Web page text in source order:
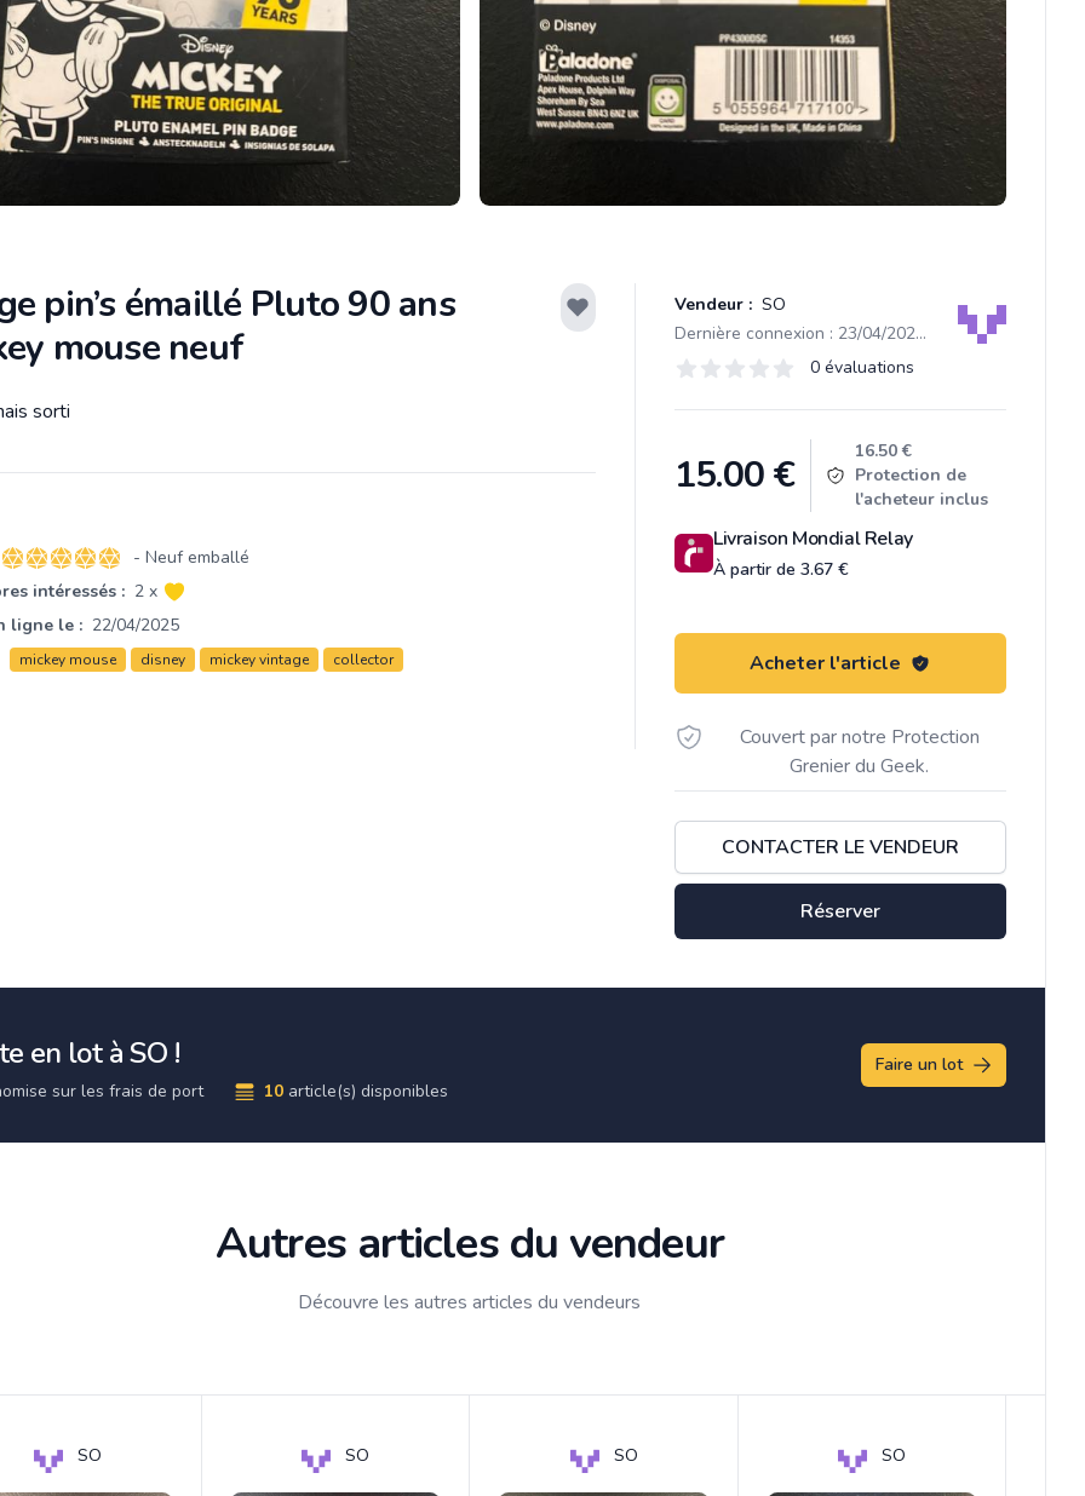
pin’s émaillé Pluto 90 ans
mouse neuf
Vendeur : SO
Dernière connexion : 23/04/2025 11:38
Évaluations
0 sur 5 étoiles 0 évaluations
15.00€
16.50 €
Protection de
l'acheteur inclus
Livraison Mondial Relay
À partir de 3.67 €
Acheter l'article
Couvert par notre Protection
Grenier du Geek.
CONTACTER LE VENDEUR
Réserver
sorti
5 sur 5 étoiles
- Neuf emballé
intéressés : 2 x
ligne le : 22/04/2025
mickey mouse disney mickey vintage collector
en lot à SO !
sur les frais de port 10 article(s) disponibles
Faire un lot
Autres articles du vendeur
Découvre les autres articles du vendeurs
SO SO SO SO